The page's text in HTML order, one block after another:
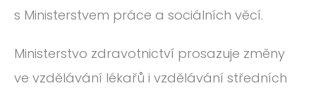
s Ministerstvem práce a sociálních věcí.
Ministerstvo zdravotnictví prosazuje změny
ve vzdělávání lékařů i vzdělávání středních